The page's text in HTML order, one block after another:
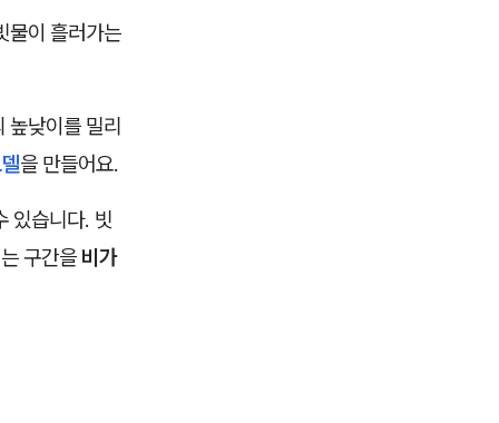
물이 흘러가는
높낮이를 밀리
을 만들어요.
있습니다. 빗
구간을 비가